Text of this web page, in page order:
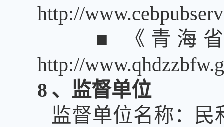
http://
■ 《青海
http://
8 、监督单位
监督单位名称：